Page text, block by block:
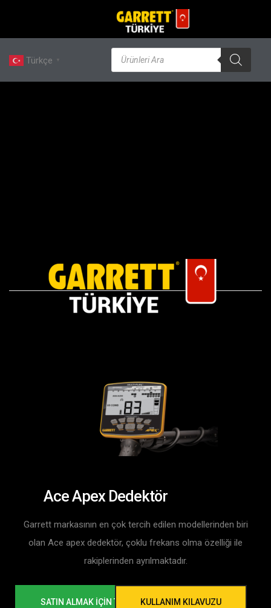
Türkçe ▼
Ace Apex Dedektör
Garrett markasının en çok tercih edilen modellerinden biri
olan Ace apex dedektör, çoklu frekans olma özelliği ile
rakiplerinden ayrılmaktadır.
SATIN ALMAK İÇİN TIKLA KULLANIM KILAVUZU